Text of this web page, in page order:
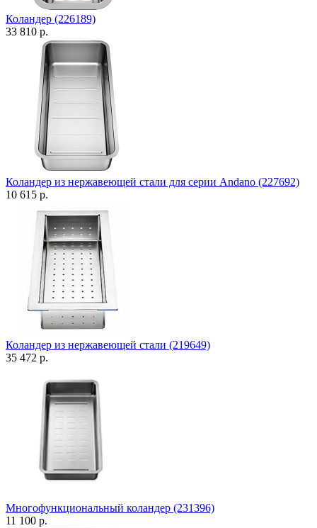
Коландер (226189)
33 810 р.
Коландер из нержавеющей стали для серии Andano (227692)
10 615 р.
Коландер из нержавеющей стали (219649)
35 472 р.
Многофункциональный коландер (231396)
11 100 р.